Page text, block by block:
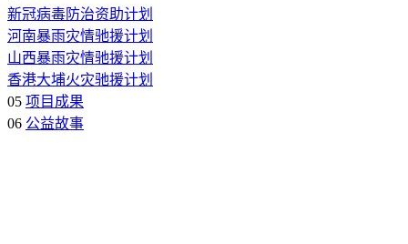
新冠病毒防治资助计划
河南暴雨灾情驰援计划
山西暴雨灾情驰援计划
香港大埔火灾驰援计划
05 项目成果
06 公益故事